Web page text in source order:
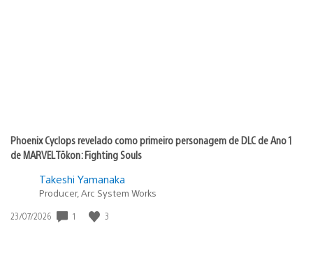
Phoenix Cyclops revelado como primeiro personagem de DLC de Ano 1
de MARVEL Tōkon: Fighting Souls
Takeshi Yamanaka
Producer, Arc System Works
Data
23/07/2026 1 3